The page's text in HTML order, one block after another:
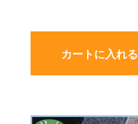
カートに入れる